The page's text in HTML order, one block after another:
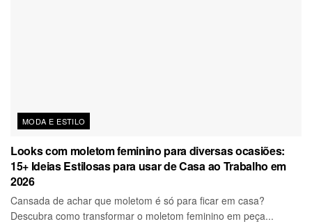
MODA E ESTILO
Looks com moletom feminino para diversas ocasiões:
15+ Ideias Estilosas para usar de Casa ao Trabalho em
2026
Cansada de achar que moletom é só para ficar em casa?
Descubra como transformar o moletom feminino em peça...